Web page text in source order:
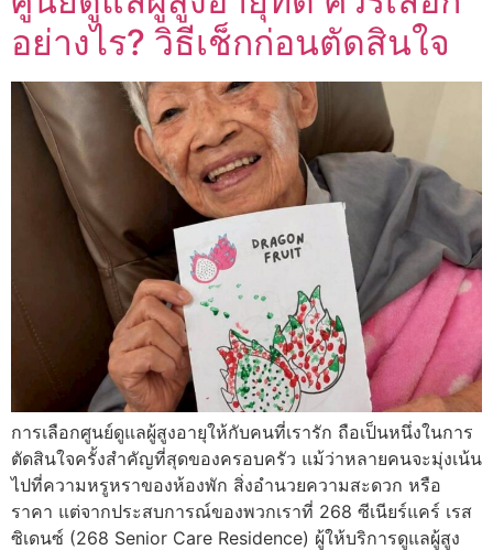
อย่างไร? วิธีเช็กก่อนตัดสินใจ
การเลือกศูนย์ดูแลผู้สูงอายุให้กับคนที่เรารัก ถือเป็นหนึ่งในการ
ตัดสินใจครั้งสำคัญที่สุดของครอบครัว แม้ว่าหลายคนจะมุ่งเน้น
ไปที่ความหรูหราของห้องพัก สิ่งอำนวยความสะดวก หรือ
ราคา แต่จากประสบการณ์ของพวกเราที่ 268 ซีเนียร์แคร์ เรส
ซิเดนซ์ (268 Senior Care Residence) ผู้ให้บริการดูแลผู้สูง